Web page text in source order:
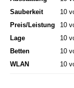
Sauberkeit
10
Preis/Leistung
10
Lage
10
Betten
10
WLAN
10